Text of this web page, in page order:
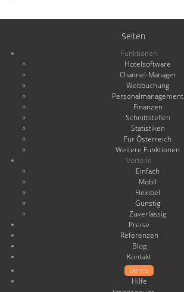
Seiten
Funktionen
Hotelsoftware
Channel-Manager
Webbuchung
Personalmanagement
Finanzen
Schnittstellen
Statistiken
Für Österreich
Weitere Funktionen
Vorteile
Einfach
Mobil
Flexibel
Günstig
Zuverlässig
Preise
Referenzen
Blog
Kontakt
Demo
Hilfe